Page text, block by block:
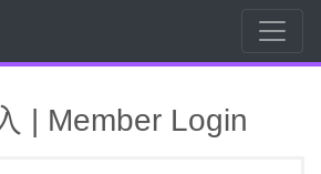
| Member Login